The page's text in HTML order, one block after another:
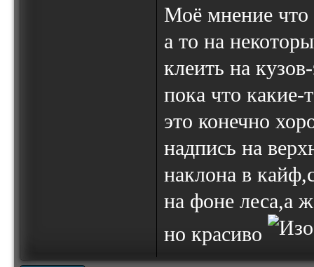
Моё мнение что
а то на
клеить на
пока что
это конечно
надпись на
наклона в
на фоне леса,а
но красиво